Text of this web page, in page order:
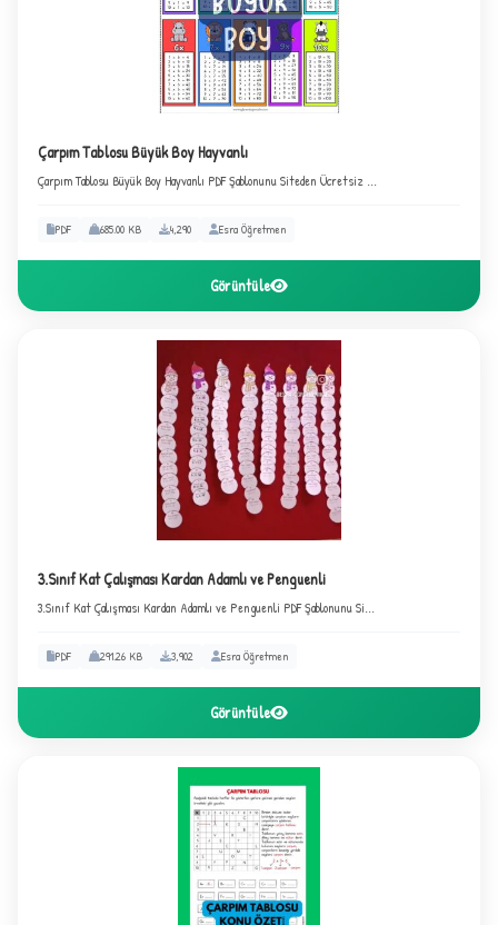
Çarpım Tablosu Büyük Boy Hayvanlı
Çarpım Tablosu Büyük Boy Hayvanlı PDF Şablonunu Siteden Ücretsiz ...
PDF 685.00 KB 4,290 Esra Öğretmen
Görüntüle
3.Sınıf Kat Çalışması Kardan Adamlı ve Penguenli
3.Sınıf Kat Çalışması Kardan Adamlı ve Penguenli PDF Şablonunu Si...
PDF 291.26 KB 3,902 Esra Öğretmen
Görüntüle